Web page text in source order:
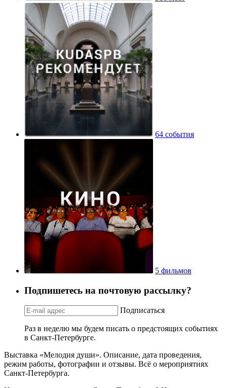
64 события
5 фильмов
Подпишетесь на почтовую рассылку?
Подписаться
Раз в неделю мы будем писать о предстоящих событиях
в Санкт-Петербурге.
Выставка «Мелодия души». Описание, дата проведения,
режим работы, фотографии и отзывы. Всё о мероприятиях
Санкт-Петербурга.